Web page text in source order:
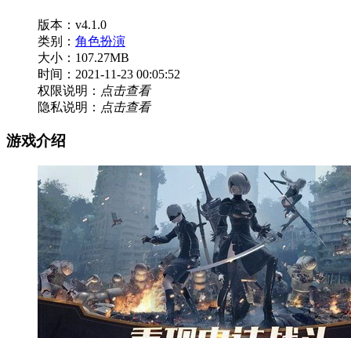
版本：v4.1.0
类别： 角色扮演
大小：107.27MB
时间：2021-11-23 00:05:52
权限说明： 点击查看
隐私说明： 点击查看
游戏介绍